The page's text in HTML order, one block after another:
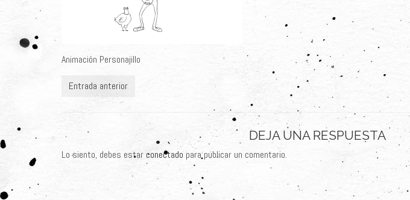
Animación Personajillo
Entrada anterior
DEJA UNA RESPUESTA
Lo siento, debes estar conectado para publicar un comentario.